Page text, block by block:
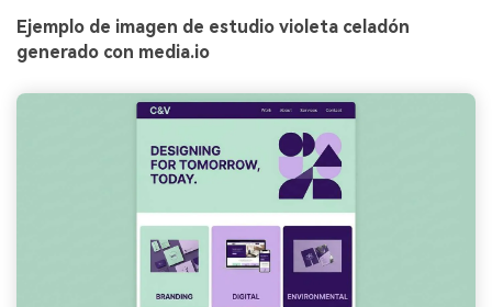
Ejemplo de imagen de estudio violeta celadón
generado con media.io